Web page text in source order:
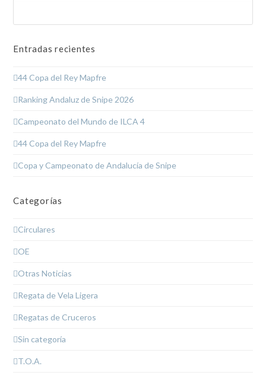
Entradas recientes
44 Copa del Rey Mapfre
Ranking Andaluz de Snipe 2026
Campeonato del Mundo de ILCA 4
44 Copa del Rey Mapfre
Copa y Campeonato de Andalucía de Snipe
Categorías
Circulares
OE
Otras Noticias
Regata de Vela Ligera
Regatas de Cruceros
Sin categoría
T.O.A.